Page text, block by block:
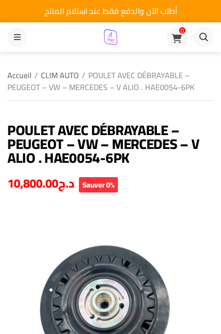
أطلب الآن والدفع فقط عند استلام المنتج
MENU
0
Accueil / CLIM AUTO / POULET AVEC DÉBRAYABLE –
PEUGEOT – VW – MERCEDES – V ALIO . HAE0054-6PK
POULET AVEC DÉBRAYABLE –
PEUGEOT – VW – MERCEDES – V
ALIO . HAE0054-6PK
د.ج10,800.00 Sauver 0%